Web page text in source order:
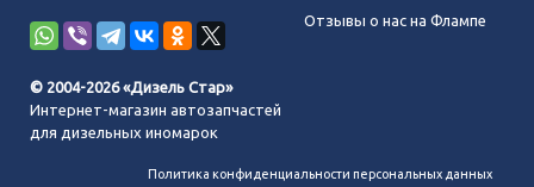
Отзывы о нас на Флампе
© 2004-2026 «Дизель Стар»
Интернет-магазин автозапчастей
для дизельных иномарок
Политика конфиденциальности персональных данных